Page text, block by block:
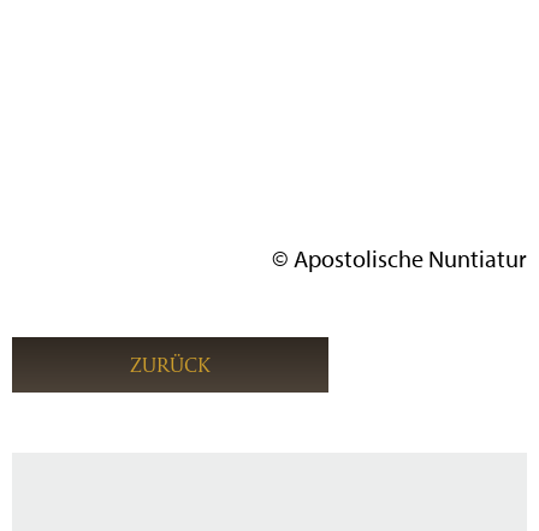
© Apostolische Nuntiatur
ZURÜCK